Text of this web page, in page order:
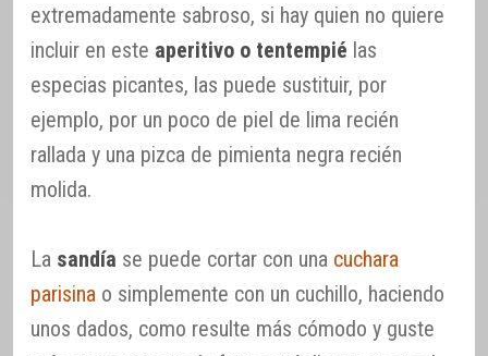
extremadamente sabroso, si hay quien no quiere
incluir en este aperitivo o tentempié las
especias picantes, las puede sustituir, por
ejemplo, por un poco de piel de lima recién
rallada y una pizca de pimienta negra recién
molida.
La sandía se puede cortar con una cuchara
parisina o simplemente con un cuchillo, haciendo
unos dados, como resulte más cómodo y guste